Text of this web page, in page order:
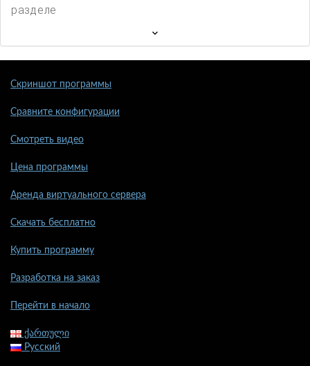
разделе
Скриншот программы
Сравните конфигурации
Смотреть видео
Цена программы
Аренда виртуального сервера
Скачать бесплатно
Купить программу
Разработка на заказ
Перейти в начало
ქართული
Русский